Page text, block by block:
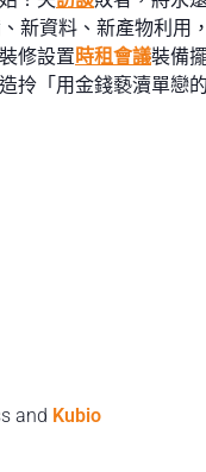
新資料、新產物利用
修設置 時租會議裝備
造拎「用金錢褻瀆單戀
and Kubio